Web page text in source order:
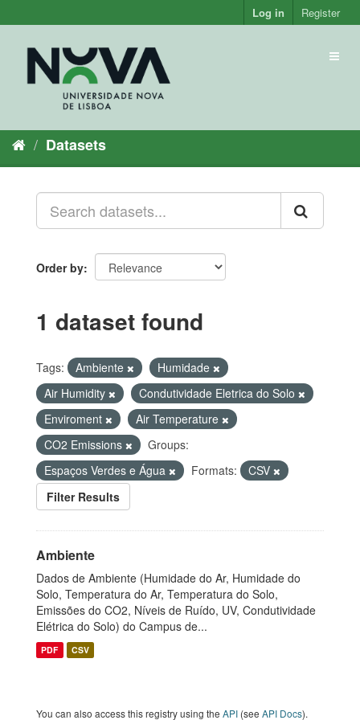
to
Log in Register
Datasets
Order by
1 dataset found
Tags: Ambiente
Humidade
Air Humidity
Condutividade Eletrica do Solo
Enviroment
Air Temperature
CO2 Emissions
Groups:
Espaços Verdes e Água
Formats:
CSV
Filter Results
Ambiente
Dados de Ambiente (Humidade do Ar, Humidade do
Solo, Temperatura do Ar, Temperatura do Solo,
Emissões do CO2, Níveis de Ruído, UV, Condutividade
Elétrica do Solo) do Campus de...
PDF CSV
You can also access this registry using the API (see API Docs).